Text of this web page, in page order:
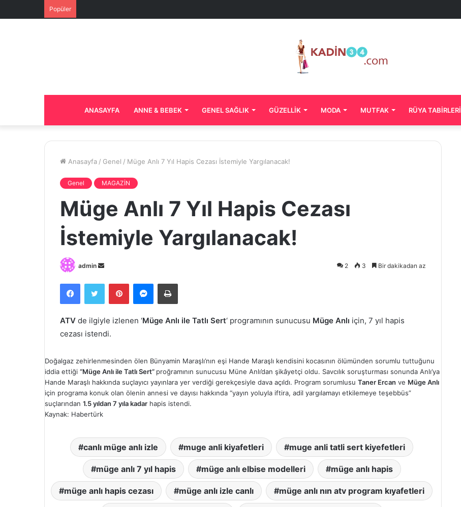
Popüler
ANASAYFA ANNE & BEBEK GENEL SAĞLIK GÜZELLIK MODA MUTFAK RÜYA TABIRLERI
Anasayfa / Genel / Müge Anlı 7 Yıl Hapis Cezası İstemiyle Yargılanacak!
Genel MAGAZİN
Müge Anlı 7 Yıl Hapis Cezası
İstemiyle Yargılanacak!
admin
Bir
posta
göndermek
2 3 Bir dakikadan az
FacebookTwitter PinterestMessenger
Print
ATV de ilgiyle izlenen ‘Müge Anlı ile Tatlı Sert‘ programının sunucusu Müge Anlı için, 7 yıl hapis
cezası istendi.
Doğalgaz zehirlenmesinden ölen Bünyamin Maraşlı’nın eşi Hande Maraşlı kendisini kocasının ölümünden sorumlu tuttuğunu
iddia ettiği “Müge Anlı ile Tatlı Sert” proğramının sunucusu Müne Anlı’dan şikâyetçi oldu. Savcılık soruşturması sonunda Anlı’ya
Hande Maraşlı hakkında suçlayıcı yayınlara yer verdiği gerekçesiyle dava açıldı. Program sorumlusu Taner Ercan ve Müge Anlı
için programa konuk olan ölenin annesi ve dayısı hakkında “yayın yoluyla iftira, adil yargılamayı etkilemeye teşebbüs”
suçlarından 1.5 yıldan 7 yıla kadar hapis istendi.
Kaynak: Habertürk
canlı müge anlı izle muge anli kiyafetleri muge anli tatli sert kiyefetleri
müge anlı 7 yıl hapis müge anlı elbise modelleri müge anlı hapis
müge anlı hapis cezası müge anlı izle canlı müge anlı nın atv program kıyafetleri